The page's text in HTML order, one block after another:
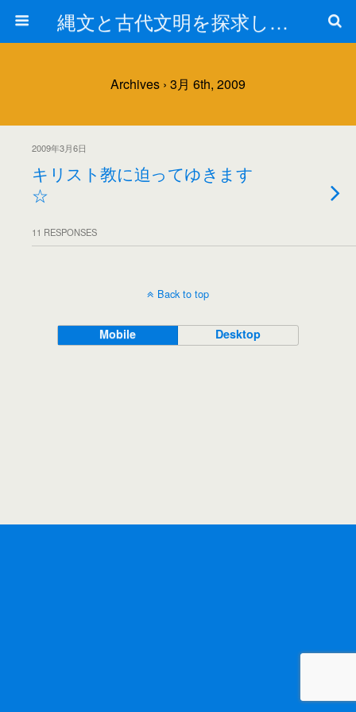
縄文と古代文明を探求しよう！
Archives › 3月 6th, 2009
2009年3月6日
キリスト教に迫ってゆきます
☆
11 RESPONSES
Back to top
Mobile Desktop